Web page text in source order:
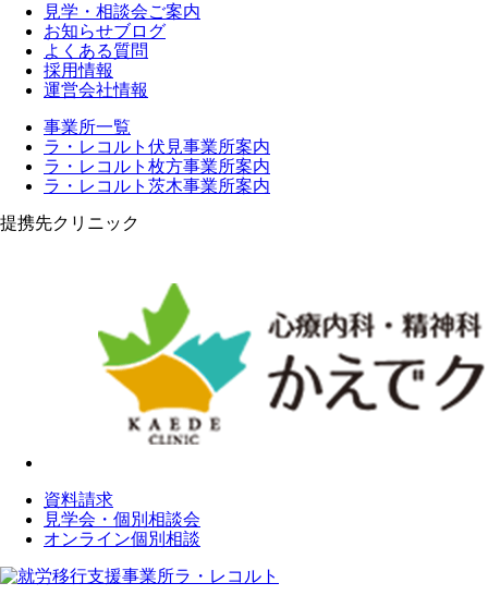
見学・相談会ご案内
お知らせブログ
よくある質問
採用情報
運営会社情報
事業所一覧
ラ・レコルト伏見事業所案内
ラ・レコルト枚方事業所案内
ラ・レコルト茨木事業所案内
提携先クリニック
資料請求
見学会・個別相談会
オンライン個別相談